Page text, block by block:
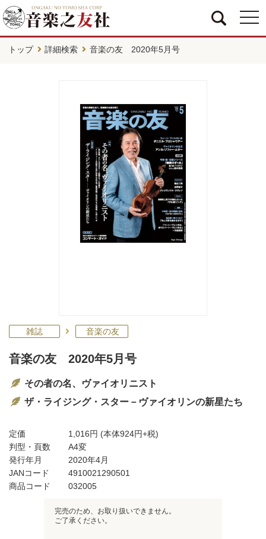
トップ 詳細検索 音楽の友 2020年5月号
雑誌 音楽の友
音楽の友 2020年5月号
その者の名、ヴァイオリニスト
ザ・ライジング・スター－ヴァイオリンの新星たち
定価 1,016円 (本体924円+税)
判型・頁数
A4変
発行年月
2020年4月
JANコード
4910021290501
商品コード
032005
完売のため、お取り扱いできません。
ご了承ください。